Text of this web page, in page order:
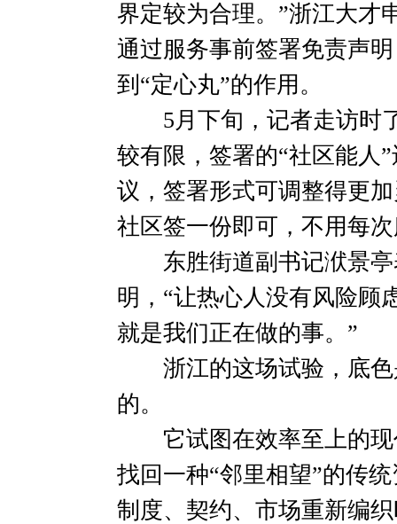
界定较为合理。”浙江大才
通过服务事前签署免责声
到“定心丸”的作用。
5月下旬，记者走访时
较有限，签署的“社区能人
议，签署形式可调整得更
社区签一份即可，不用每
东胜街道副书记洑景亭
明，“让热心人没有风险顾
就是我们正在做的事。”
浙江的这场试验，底色
的。
它试图在效率至上的现
找回一种“邻里相望”的传
制度、契约、市场重新编